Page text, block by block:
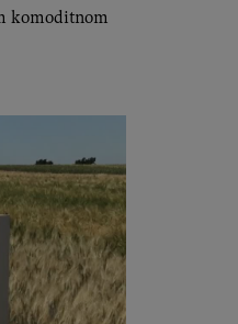
komoditnom